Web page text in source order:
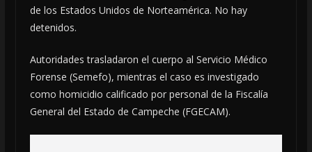
de los Estados Unidos de Norteamérica. No hay
detenidos.
Autoridades trasladaron el cuerpo al Servicio Médico
Forense (Semefo), mientras el caso es investigado
como homicidio calificado por personal de la Fiscalía
General del Estado de Campeche (FGECAM).